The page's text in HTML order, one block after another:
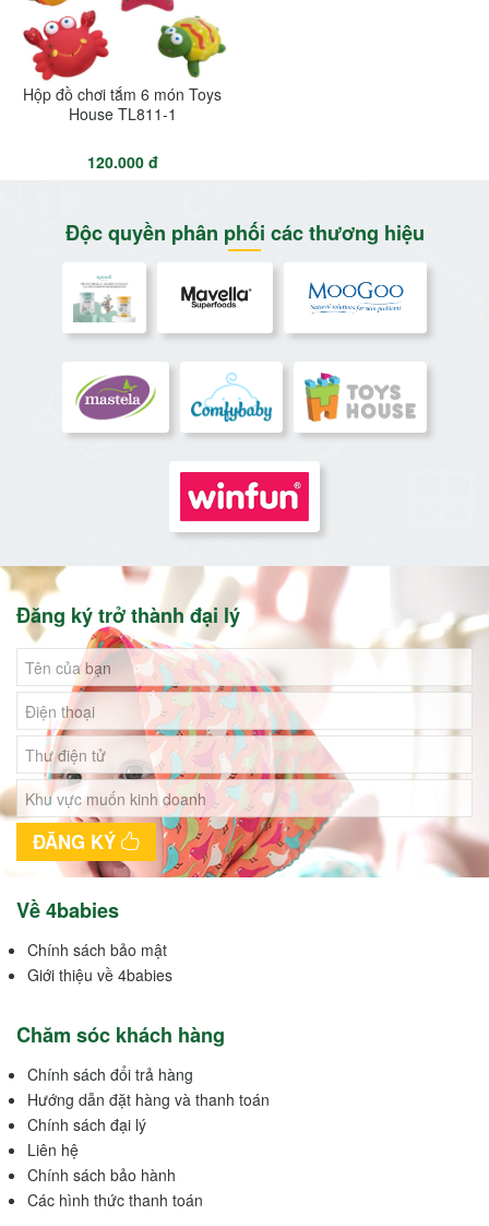
Hộp đồ chơi tắm 6 món Toys
House TL811-1
120.000 đ
Độc quyền phân phối các thương hiệu
Đăng ký trở thành đại lý
ĐĂNG KÝ
Về 4babies
Chính sách bảo mật
Giới thiệu về 4babies
Chăm sóc khách hàng
Chính sách đổi trả hàng
Hướng dẫn đặt hàng và thanh toán
Chính sách đại lý
Liên hệ
Chính sách bảo hành
Các hình thức thanh toán